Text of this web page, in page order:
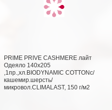
PRIME PRIVE CASHMERE лайт
Одеяло 140х205
,1пр.,хл.BIODYNAMIC COTTONc/
кашемир.шерсть/
микровол.CLIMALAST, 150 г/м2